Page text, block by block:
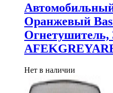
Оранжевый
Нет в наличии